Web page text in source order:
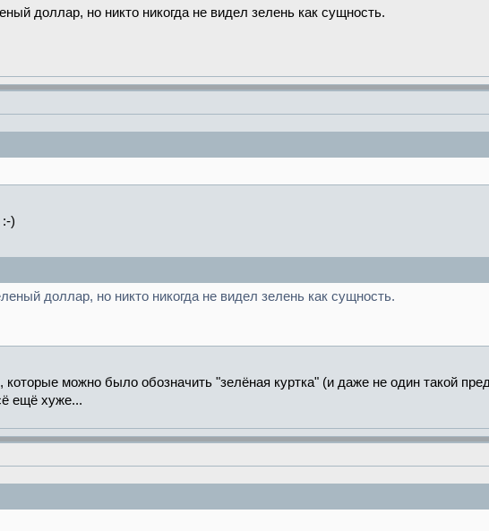
доллар, но никто никогда не видел зелень как сущность.
)
доллар, но никто никогда не видел зелень как сущность.
можно было обозначить "зелёная куртка" (и даже не один такой
ещё хуже...